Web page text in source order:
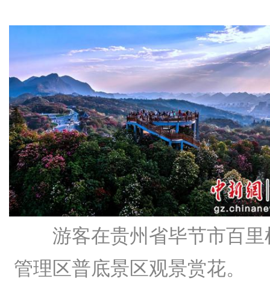
游客在贵州省毕节市百里
管理区普底景区观景赏花。